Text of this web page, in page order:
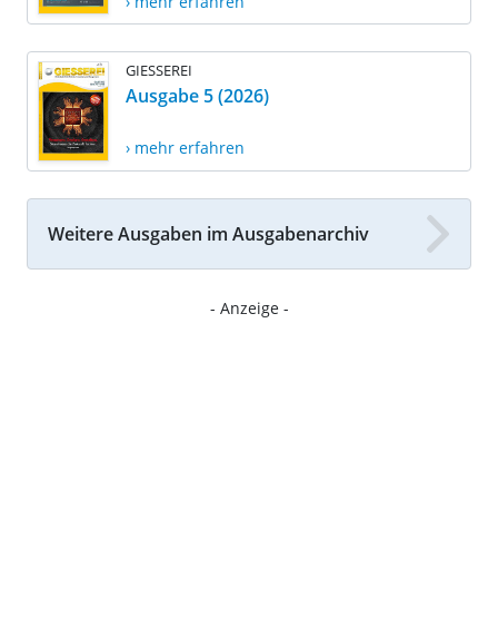
GIESSEREI
Ausgabe 5 (2026)
› mehr erfahren
Weitere Ausgaben im Ausgabenarchiv
- Anzeige -